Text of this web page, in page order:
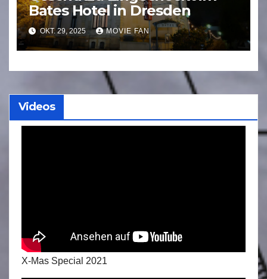
Bates Hotel in Dresden
OKT. 29, 2025 MOVIE FAN
Videos
X-Mas Special 2021